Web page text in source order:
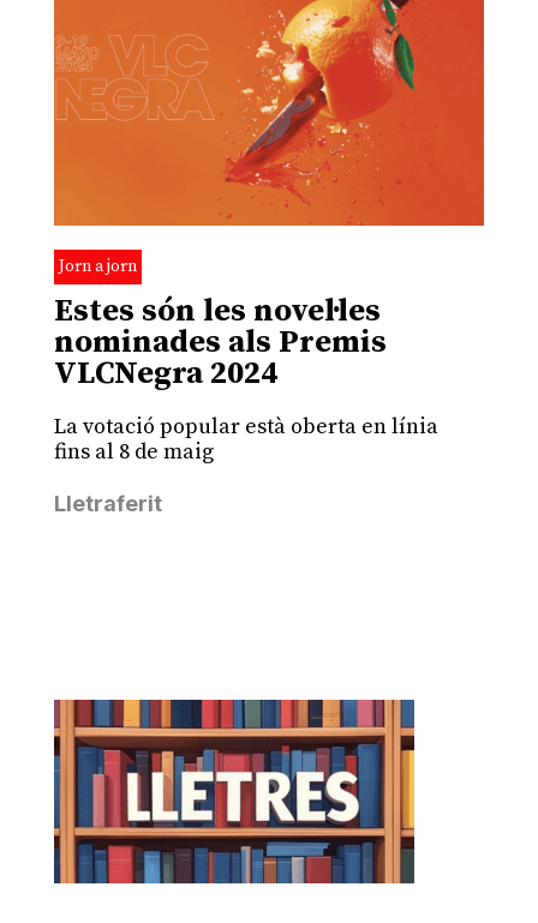
Jorn a jorn
Estes són les novel·les
nominades als Premis
VLCNegra 2024
La votació popular està oberta en línia
fins al 8 de maig
Lletraferit